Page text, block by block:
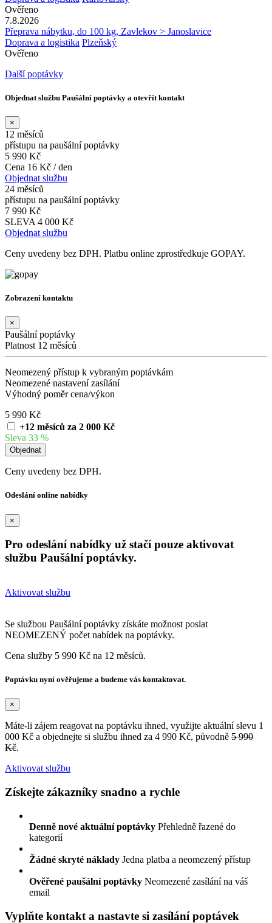
Ověřeno
7.8.2026
Přeprava nábytku, do 100 kg, Zavlekov > Janoslavice
Doprava a logistika Plzeňský
Ověřeno
Další poptávky
Objednat službu Paušální poptávky a otevřít kontakt
×
12 měsíců
přístupu na paušální poptávky
5 990 Kč
Cena 16 Kč / den
Objednat službu
24 měsíců
přístupu na paušální poptávky
7 990 Kč
SLEVA 4 000 Kč
Objednat službu
Ceny uvedeny bez DPH. Platbu online zprostředkuje GOPAY.
Zobrazení kontaktu
×
Paušální poptávky
Platnost 12 měsíců
Neomezený přístup k vybraným poptávkám
Neomezené nastavení zasílání
Výhodný poměr cena/výkon
5 990 Kč
+12 měsíců za 2 000 Kč
Sleva 33 %
Ceny uvedeny bez DPH.
Odeslání online nabídky
×
Pro odeslání nabídky už stačí pouze aktivovat
službu Paušální poptávky.
Aktivovat službu
Se službou Paušální poptávky získáte možnost poslat
NEOMEZENÝ počet nabídek na poptávky.
Cena služby 5 990 Kč na 12 měsíců.
Poptávku nyní ověřujeme a budeme vás kontaktovat.
×
Máte-li zájem reagovat na poptávku ihned, využijte aktuální slevu 1
000 Kč a objednejte si službu ihned za 4 990 Kč, původně 5 990
Kč.
Aktivovat službu
Získejte zákazníky snadno a rychle
Denně nové aktuální poptávky Přehledně řazené do
kategorií
Žádné skryté náklady Jedna platba a neomezený přístup
Ověřené paušální poptávky Neomezené zasílání na váš
email
Vyplňte kontakt a nastavte si zasílání poptávek